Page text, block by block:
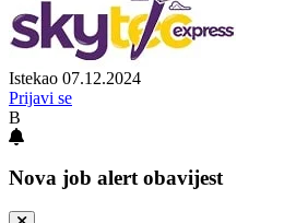
Istekao 07.12.2024
Prijavi se
B
Nova job alert obavijest